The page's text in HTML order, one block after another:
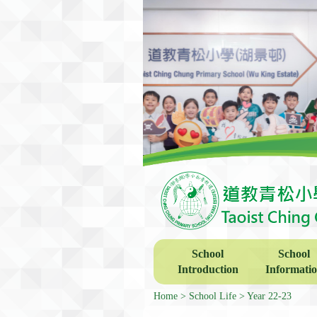
School
Introduction
School
Home School Life Year 22-23